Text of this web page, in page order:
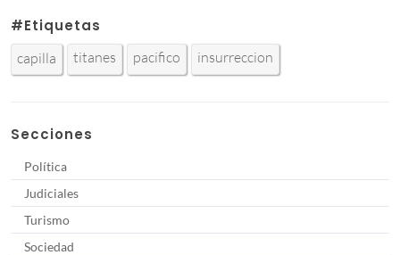
#Etiquetas
capilla titanes pacifico insurreccion
Secciones
Política
Judiciales
Turismo
Sociedad